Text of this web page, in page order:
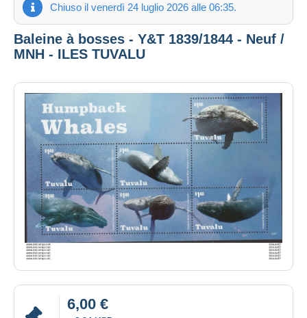
Chiuso il venerdì 24 luglio 2026 alle 06:35.
Baleine à bosses - Y&T 1839/1844 - Neuf /
MNH - ILES TUVALU
6,00 €